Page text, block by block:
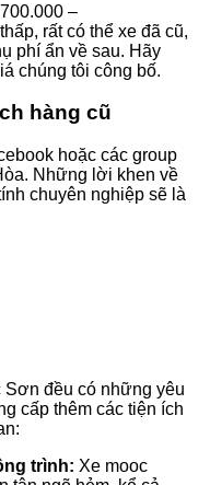
–
rất có thể xe đã cũ,
phí ẩn về sau. Hãy
chúng tôi công bố.
hàng cũ
hoặc các group
Những lời khen về
chuyên nghiệp sẽ là
đều có những yêu
cấp thêm các tiện ích
trình: Xe mooc